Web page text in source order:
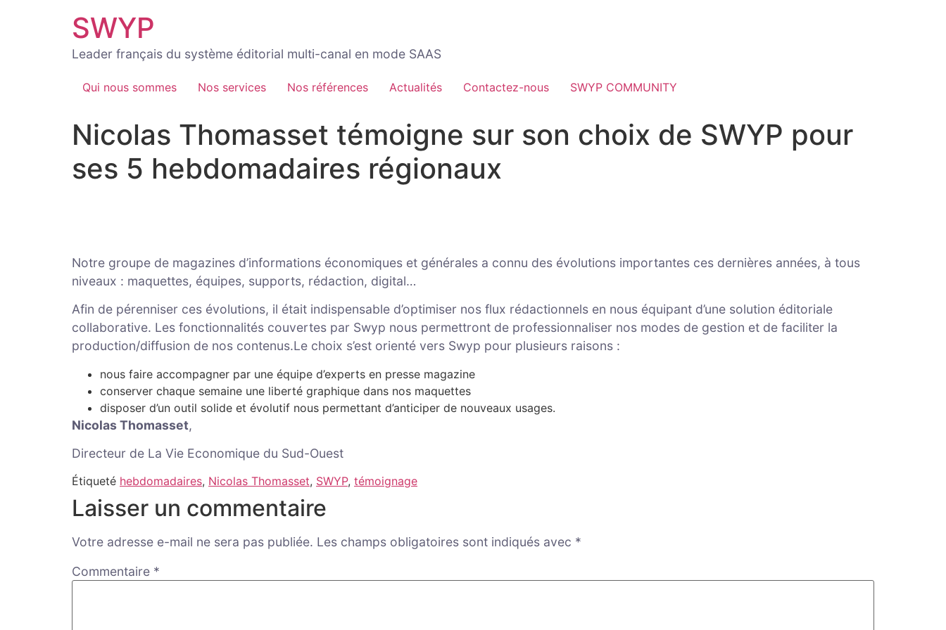
SWYP
Leader français du système éditorial multi-canal en mode SAAS
Qui nous sommes Nos services Nos références Actualités Contactez-nous SWYP COMMUNITY
Nicolas Thomasset témoigne sur son choix de SWYP pour
ses 5 hebdomadaires régionaux
Notre groupe de magazines d’informations économiques et générales a connu des évolutions importantes ces dernières années, à tous
niveaux : maquettes, équipes, supports, rédaction, digital…
Afin de pérenniser ces évolutions, il était indispensable d’optimiser nos flux rédactionnels en nous équipant d’une solution éditoriale
collaborative. Les fonctionnalités couvertes par Swyp nous permettront de professionnaliser nos modes de gestion et de faciliter la
production/diffusion de nos contenus.Le choix s’est orienté vers Swyp pour plusieurs raisons :
nous faire accompagner par une équipe d’experts en presse magazine
conserver chaque semaine une liberté graphique dans nos maquettes
disposer d’un outil solide et évolutif nous permettant d’anticiper de nouveaux usages.
Nicolas Thomasset,
Directeur de La Vie Economique du Sud-Ouest
Étiqueté hebdomadaires, Nicolas Thomasset, SWYP, témoignage
Laisser un commentaire
Votre adresse e-mail ne sera pas publiée. Les champs obligatoires sont indiqués avec *
Commentaire *